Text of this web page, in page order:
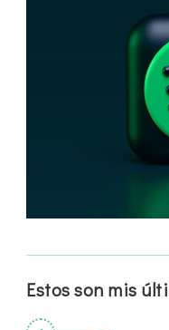
Estos son mis